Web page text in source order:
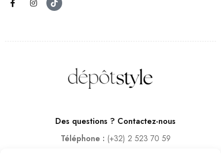
Des questions ? Contactez-nous
Téléphone : (+32) 2 523 70 59